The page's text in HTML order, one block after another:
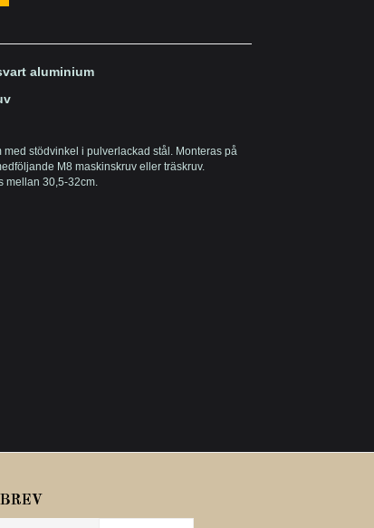
aluminium
stödvinkel i pulverlackad stål. Monteras på
M8 maskinskruv eller träskruv.
mellan 30,5-32cm.